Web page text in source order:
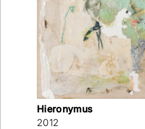
Hieronymus
2012